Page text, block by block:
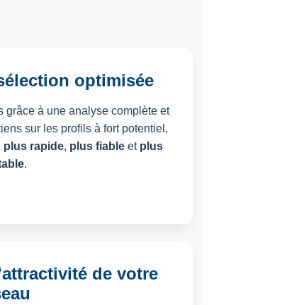
optimisée
grâce à une analyse complète et
sur les profils à fort potentiel,
plus rapide, plus fiable et plus
.
de votre